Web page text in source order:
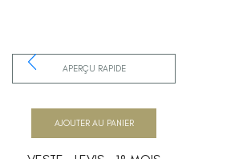
APERÇU RAPIDE
AJOUTER AU PANIER